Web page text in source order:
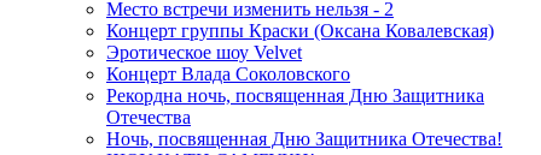
Место встречи изменить нельзя - 2
Концерт группы Краски (Оксана Ковалевская)
Эротическое шоу Velvet
Концерт Влада Соколовского
Рекордна ночь, посвященная Дню Защитника
Отечества
Ночь, посвященная Дню Защитника Отечества!